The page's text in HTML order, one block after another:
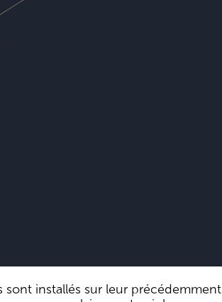
sont installés sur leur précédemment